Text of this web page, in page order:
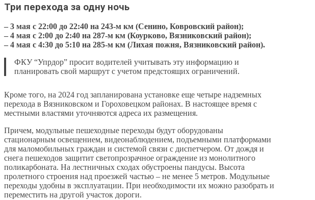
Три перехода за одну ночь
– 3 мая с 22:00 до 22:40 на 243-м км (Сенино, Ковровский район);
– 4 мая с 2:00 до 2:40 на 287-м км (Коурково, Вязниковский район);
– 4 мая с 4:30 до 5:10 на 285-м км (Лихая пожня, Вязниковский район).
ФКУ “Упрдор” просит водителей учитывать эту информацию и
планировать свой маршрут с учетом предстоящих ограничений.
Кроме того, на 2024 год запланирована установке еще четыре надземных
перехода в Вязниковском и Гороховецком районах. В настоящее время с
местными властями уточняются адреса их размещения.
Причем, модульные пешеходные переходы будут оборудованы
стационарным освещением, видеонаблюдением, подъемными платформами
для маломобильных граждан и системой связи с диспетчером. От дождя и
снега пешеходов защитит светопрозрачное ограждение из монолитного
поликарбоната. На лестничных сходах обустроены пандусы. Высота
пролетного строения над проезжей частью – не менее 5 метров. Модульные
переходы удобны в эксплуатации. При необходимости их можно разобрать и
переместить на другой участок дороги.